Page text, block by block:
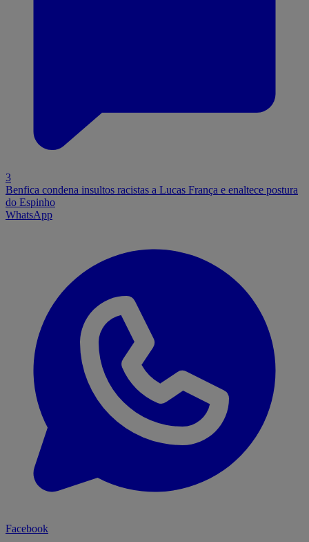
3
Benfica condena insultos racistas a Lucas França e enaltece postura
do Espinho
WhatsApp
Facebook